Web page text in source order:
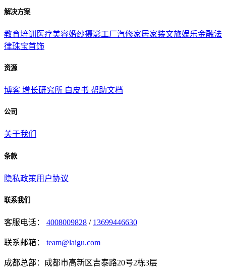
解决方案
教育培训 医疗美容婚纱摄影工厂汽修家居家装文旅娱乐金融法
律珠宝首饰
资源
博客 增长研究所 白皮书 帮助文档
公司
关于我们
条款
隐私政策用户协议
联系我们
客服电话： 4008009828 / 13699446630
联系邮箱： team@laigu.com
成都总部：成都市高新区吉泰路20号2栋3层